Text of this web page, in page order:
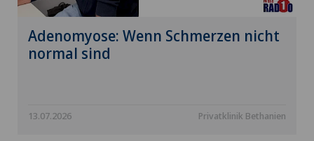
Adenomyose: Wenn Schmerzen nicht
normal sind
13.07.2026 Privatklinik Bethanien